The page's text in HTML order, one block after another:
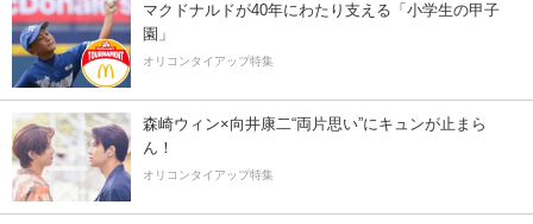
マクドナルドが40年にわたり支える「小学生の甲子
園」
オリコンタイアップ特集
森崎ウィン×向井康二“両片思い”にキュンが止まら
ん！
オリコンタイアップ特集